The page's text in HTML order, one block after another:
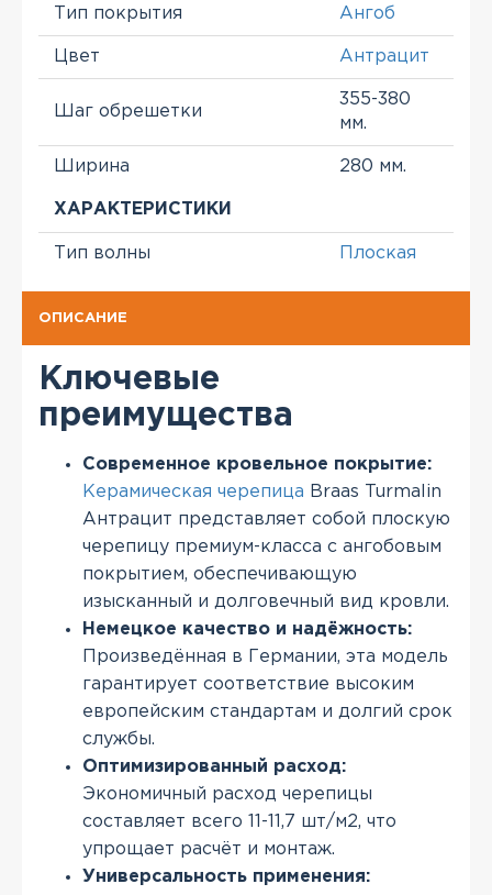
Тип покрытия Ангоб
Цвет Антрацит
Шаг обрешетки
355-380
мм.
Ширина 280 мм.
ХАРАКТЕРИСТИКИ
Тип волны Плоская
ОПИСАНИЕ
Ключевые
преимущества
Современное кровельное покрытие:
Керамическая черепица Braas Turmalin
Антрацит представляет собой плоскую
черепицу премиум-класса с ангобовым
покрытием, обеспечивающую
изысканный и долговечный вид кровли.
Немецкое качество и надёжность:
Произведённая в Германии, эта модель
гарантирует соответствие высоким
европейским стандартам и долгий срок
службы.
Оптимизированный расход:
Экономичный расход черепицы
составляет всего 11-11,7 шт/м2, что
упрощает расчёт и монтаж.
Универсальность применения: